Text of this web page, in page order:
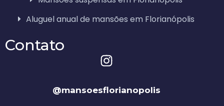
Aluguel anual de mansões em Florianópolis
Contato
@mansoesflorianopolis